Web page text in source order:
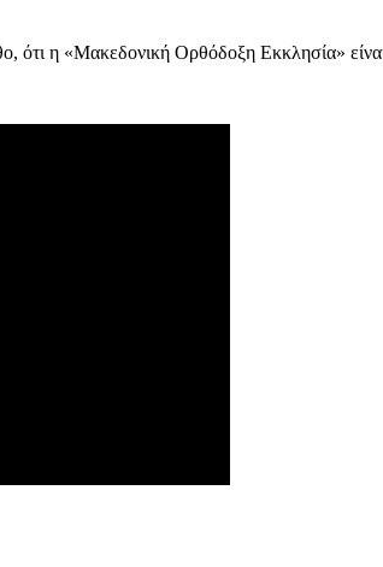
ότι η «Μακεδονική Ορθόδοξη Εκκλησία»